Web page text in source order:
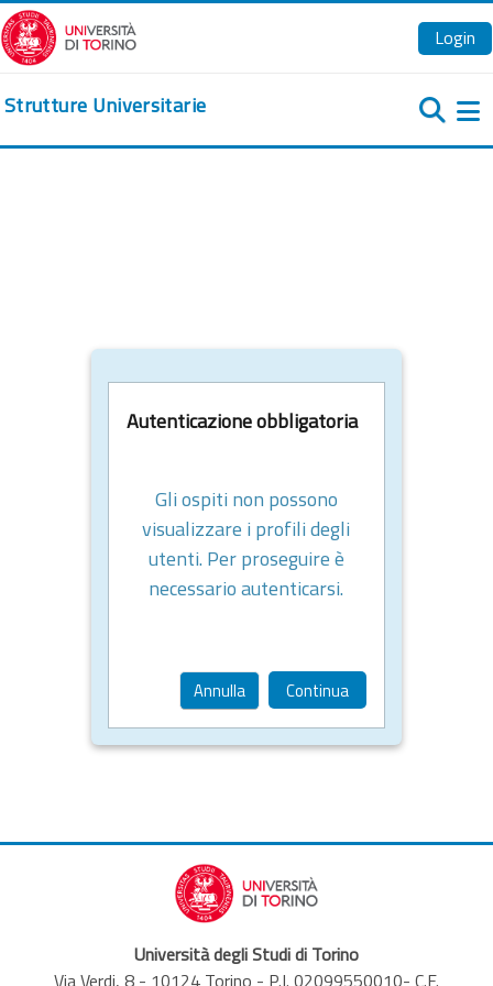
Vai al contenuto principale
Login
Strutture Universitarie
Autenticazione obbligatoria
Gli ospiti non possono
visualizzare i profili degli
utenti. Per proseguire è
necessario autenticarsi.
Annulla Continua
Università degli Studi di Torino
Via Verdi, 8 - 10124 Torino - P.I. 02099550010- C.F.